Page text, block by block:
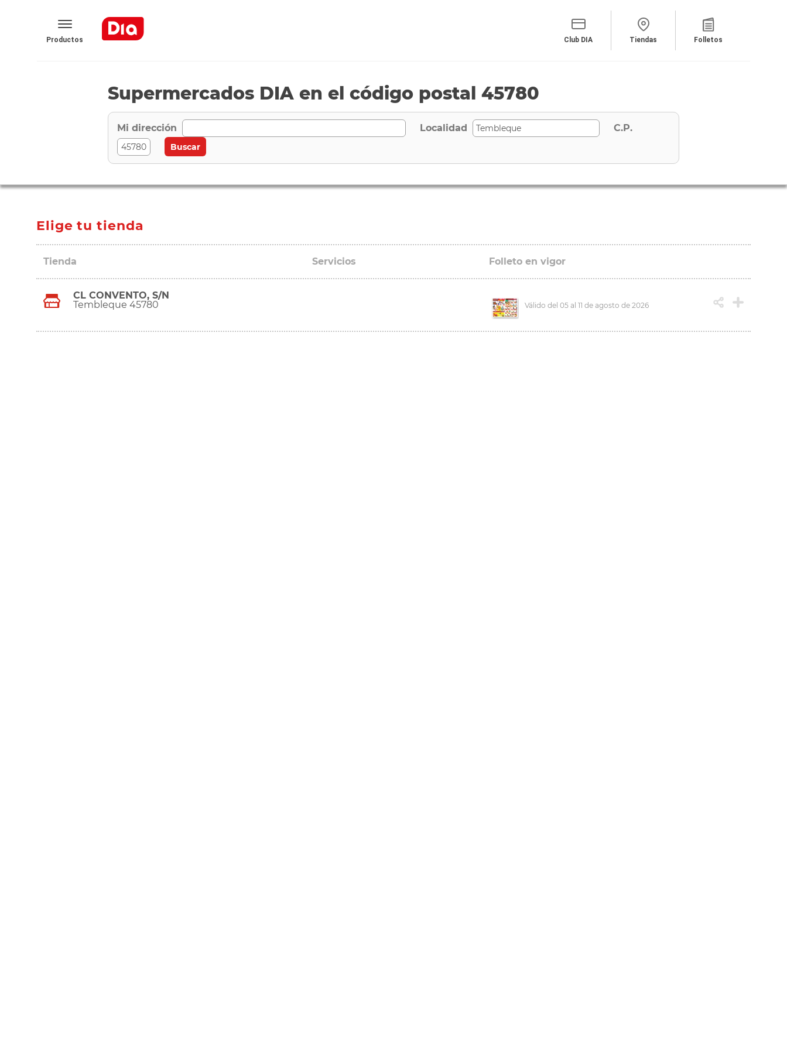
Productos Club DIA Tiendas Folletos
Supermercados DIA en el código postal 45780
Mi dirección Localidad C.P.
Elige tu tienda
Tienda Servicios Folleto en vigor
CL CONVENTO, S/N
Tembleque 45780
Válido del 05 al 11 de agosto de 2026